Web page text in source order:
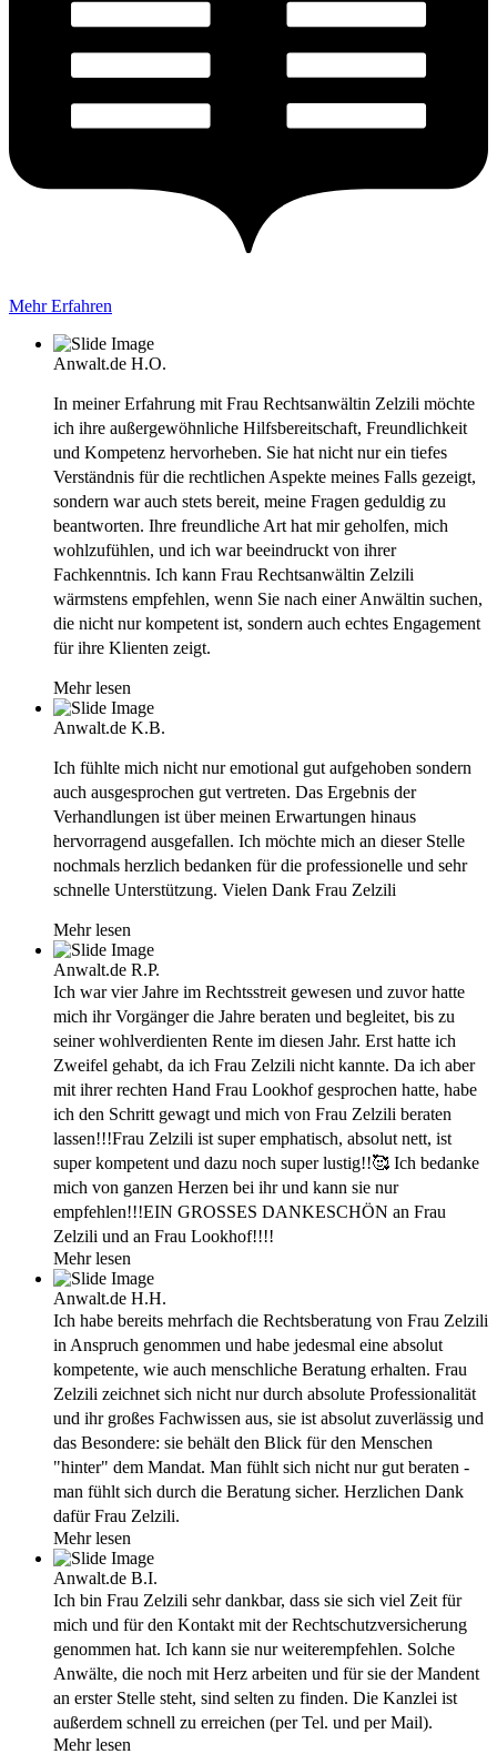
Mehr Erfahren
Anwalt.de H.O.
In meiner Erfahrung mit Frau Rechtsanwältin Zelzili möchte
ich ihre außergewöhnliche Hilfsbereitschaft, Freundlichkeit
und Kompetenz hervorheben. Sie hat nicht nur ein tiefes
Verständnis für die rechtlichen Aspekte meines Falls gezeigt,
sondern war auch stets bereit, meine Fragen geduldig zu
beantworten. Ihre freundliche Art hat mir geholfen, mich
wohlzufühlen, und ich war beeindruckt von ihrer
Fachkenntnis. Ich kann Frau Rechtsanwältin Zelzili
wärmstens empfehlen, wenn Sie nach einer Anwältin suchen,
die nicht nur kompetent ist, sondern auch echtes Engagement
für ihre Klienten zeigt.
Mehr lesen
Anwalt.de K.B.
Ich fühlte mich nicht nur emotional gut aufgehoben sondern
auch ausgesprochen gut vertreten. Das Ergebnis der
Verhandlungen ist über meinen Erwartungen hinaus
hervorragend ausgefallen. Ich möchte mich an dieser Stelle
nochmals herzlich bedanken für die professionelle und sehr
schnelle Unterstützung. Vielen Dank Frau Zelzili
Mehr lesen
Anwalt.de R.P.
Ich war vier Jahre im Rechtsstreit gewesen und zuvor hatte
mich ihr Vorgänger die Jahre beraten und begleitet, bis zu
seiner wohlverdienten Rente im diesen Jahr. Erst hatte ich
Zweifel gehabt, da ich Frau Zelzili nicht kannte. Da ich aber
mit ihrer rechten Hand Frau Lookhof gesprochen hatte, habe
ich den Schritt gewagt und mich von Frau Zelzili beraten
lassen!!!Frau Zelzili ist super emphatisch, absolut nett, ist
super kompetent und dazu noch super lustig!!🥰 Ich bedanke
mich von ganzen Herzen bei ihr und kann sie nur
empfehlen!!!EIN GROSSES DANKESCHÖN an Frau
Zelzili und an Frau Lookhof!!!!
Mehr lesen
Anwalt.de H.H.
Ich habe bereits mehrfach die Rechtsberatung von Frau Zelzili
in Anspruch genommen und habe jedesmal eine absolut
kompetente, wie auch menschliche Beratung erhalten. Frau
Zelzili zeichnet sich nicht nur durch absolute Professionalität
und ihr großes Fachwissen aus, sie ist absolut zuverlässig und
das Besondere: sie behält den Blick für den Menschen
"hinter" dem Mandat. Man fühlt sich nicht nur gut beraten -
man fühlt sich durch die Beratung sicher. Herzlichen Dank
dafür Frau Zelzili.
Mehr lesen
Anwalt.de B.I.
Ich bin Frau Zelzili sehr dankbar, dass sie sich viel Zeit für
mich und für den Kontakt mit der Rechtschutzversicherung
genommen hat. Ich kann sie nur weiterempfehlen. Solche
Anwälte, die noch mit Herz arbeiten und für sie der Mandent
an erster Stelle steht, sind selten zu finden. Die Kanzlei ist
außerdem schnell zu erreichen (per Tel. und per Mail).
Mehr lesen